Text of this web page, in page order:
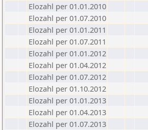
Elozahl per 01.01.2010
Elozahl per 01.07.2010
Elozahl per 01.01.2011
Elozahl per 01.07.2011
Elozahl per 01.01.2012
Elozahl per 01.04.2012
Elozahl per 01.07.2012
Elozahl per 01.10.2012
Elozahl per 01.01.2013
Elozahl per 01.04.2013
Elozahl per 01.07.2013